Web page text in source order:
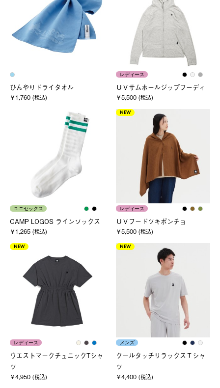
ひんやりドライタオル
￥1,760 (税込)
レディース
ＵＶサムホールジップフーディ
￥5,500 (税込)
ユニセックス
CAMP LOGOS ラインソックス
￥1,265 (税込)
NEW
レディース
ＵＶフードツキポンチョ
￥5,500 (税込)
NEW
レディース
ウエストマークチュニックTシャ
ツ
￥4,950 (税込)
NEW
メンズ
クールタッチリラックスＴシャ
ツ
￥4,400 (税込)